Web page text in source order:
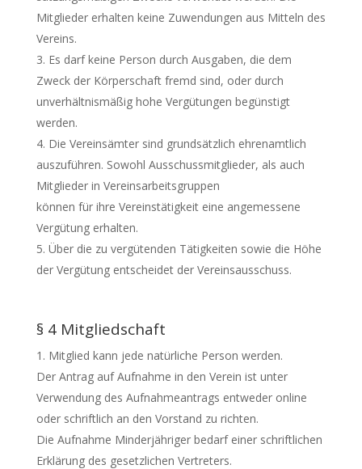
Mitglieder erhalten keine Zuwendungen aus Mitteln des
Vereins.
Es darf keine Person durch Ausgaben, die dem
Zweck der Körperschaft fremd sind, oder durch
unverhältnismäßig hohe Vergütungen begünstigt
werden.
Die Vereinsämter sind grundsätzlich ehrenamtlich
auszuführen. Sowohl Ausschussmitglieder, als auch
Mitglieder in Vereinsarbeitsgruppen
können für ihre Vereinstätigkeit eine angemessene
Vergütung erhalten.
Über die zu vergütenden Tätigkeiten sowie die Höhe
der Vergütung entscheidet der Vereinsausschuss.
§ 4 Mitgliedschaft
Mitglied kann jede natürliche Person werden.
Der Antrag auf Aufnahme in den Verein ist unter
Verwendung des Aufnahmeantrags entweder online
oder schriftlich an den Vorstand zu richten.
Die Aufnahme Minderjähriger bedarf einer schriftlichen
Erklärung des gesetzlichen Vertreters.